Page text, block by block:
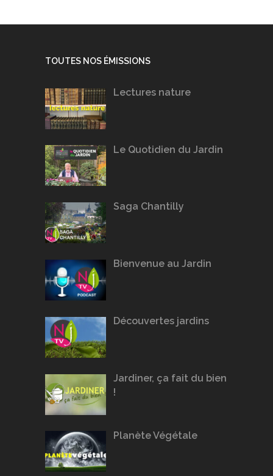
TOUTES NOS ÉMISSIONS
Lectures nature
Le Quotidien du Jardin
Saga Chantilly
Bienvenue au Jardin
Découvertes jardins
Jardiner, ça fait du bien
!
Planète Végétale